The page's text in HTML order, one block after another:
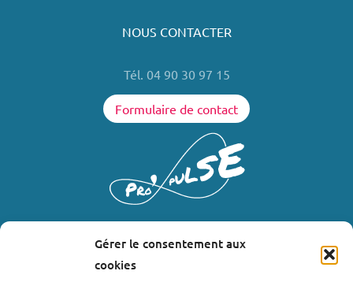
Gérer le consentement aux
cookies
NOUS CONTACTER
Tél. 04 90 30 97 15
Formulaire de contact